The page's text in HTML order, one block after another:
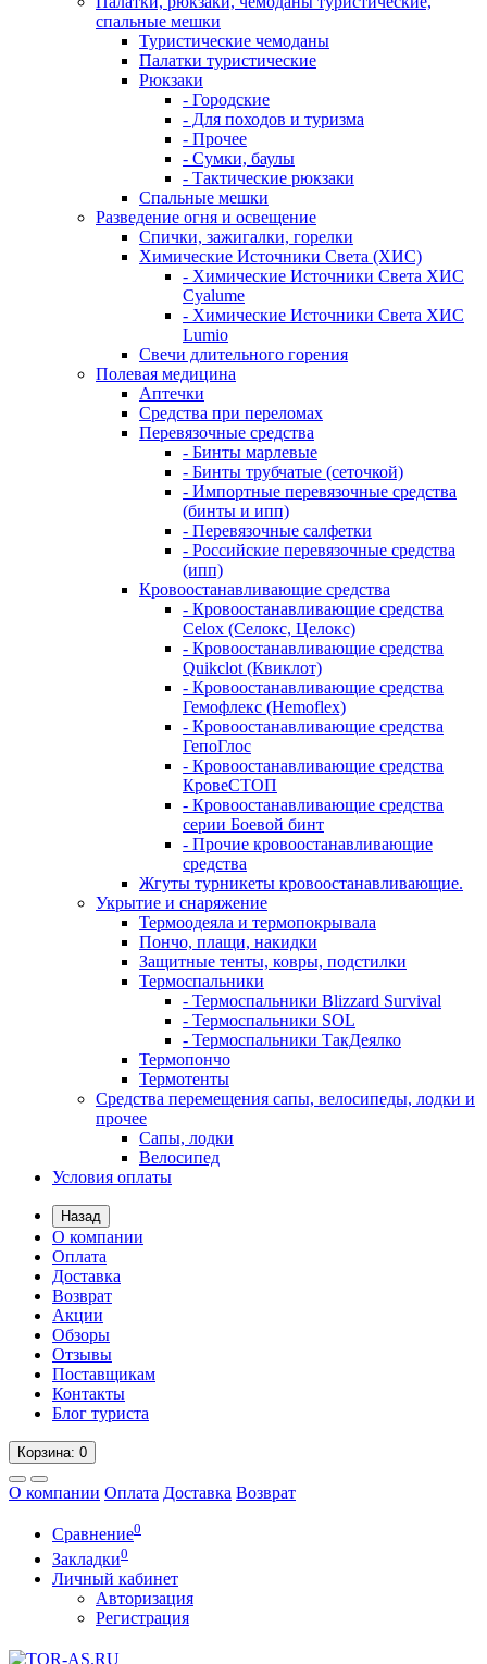
спальные мешки
Туристические чемоданы
Палатки туристические
Рюкзаки
- Городские
- Для походов и туризма
- Прочее
- Сумки, баулы
- Тактические рюкзаки
Спальные мешки
Разведение огня и освещение
Спички, зажигалки, горелки
Химические Источники Света (ХИС)
- Химические Источники Света ХИС
Cyalume
- Химические Источники Света ХИС
Lumio
Свечи длительного горения
Полевая медицина
Аптечки
Средства при переломах
Перевязочные средства
- Бинты марлевые
- Бинты трубчатые (сеточкой)
- Импортные перевязочные средства
(бинты и ипп)
- Перевязочные салфетки
- Российские перевязочные средства
(ипп)
Кровоостанавливающие средства
- Кровоостанавливающие средства
Celox (Селокс, Целокс)
- Кровоостанавливающие средства
Quikclot (Квиклот)
- Кровоостанавливающие средства
Гемофлекс (Hemoflex)
- Кровоостанавливающие средства
ГепоГлос
- Кровоостанавливающие средства
КровеСТОП
- Кровоостанавливающие средства
серии Боевой бинт
- Прочие кровоостанавливающие
средства
Жгуты турникеты кровоостанавливающие.
Укрытие и снаряжение
Термоодеяла и термопокрывала
Пончо, плащи, накидки
Защитные тенты, ковры, подстилки
Термоспальники
- Термоспальники Blizzard Survival
- Термоспальники SOL
- Термоспальники ТакДеялко
Термопончо
Термотенты
Средства перемещения сапы, велосипеды, лодки и
прочее
Сапы, лодки
Велосипед
Условия оплаты
Назад
О компании
Оплата
Доставка
Возврат
Акции
Обзоры
Отзывы
Поставщикам
Контакты
Блог туриста
Корзина: 0
О компании Оплата Доставка Возврат
Сравнение0
Закладки0
Личный кабинет
Авторизация
Регистрация